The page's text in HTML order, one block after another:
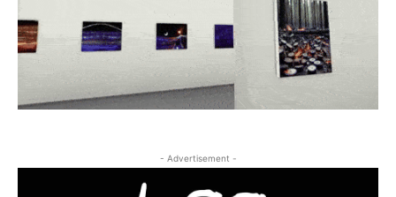
- Advertisement -